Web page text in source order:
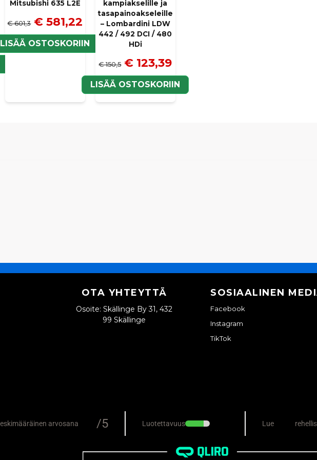
Mitsubishi 635 L2E
€ 601,3 € 581,22
LISÄÄ OSTOSKORIIN
kampiakselille ja
tasapainoakseleille
– Lombardini LDW
442 / 492 DCI / 480
HDi
€ 150,5 € 123,39
LISÄÄ OSTOSKORIIN
OTA YHTEYTTÄ
Osoite: Skällinge By 31, 432
99 Skällinge
SOSIAALINEN
Facebook
Instagram
TikTok